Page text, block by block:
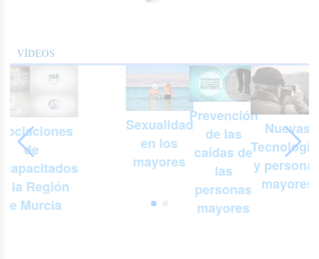
VÍDEOS
de
la Región
de Murcia
Sexualidad
en los
mayores
Prevención
de las
caídas de
las
personas
mayores
Nuevas
y
mayores